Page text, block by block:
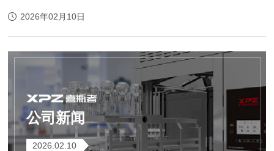
属元素分析玻璃器皿(含消化...
2026年02月10日
公司新闻
2026.02.10